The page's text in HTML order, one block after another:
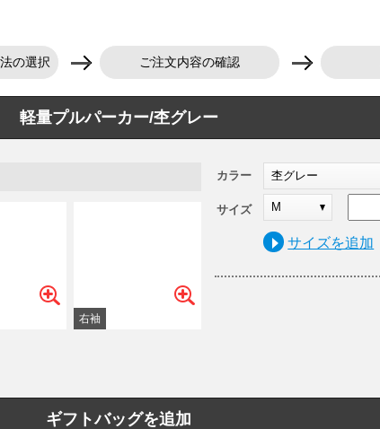
の選択 ご注文内容の確認
軽量プルパーカー/杢グレー
カラー 杢グレー
M
サイズ
サイズを追加
ギフトバッグを追加